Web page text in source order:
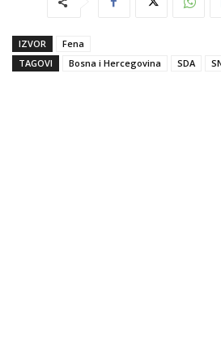
IZVOR
Fena
TAGOVI
Bosna i Hercegovina SDA